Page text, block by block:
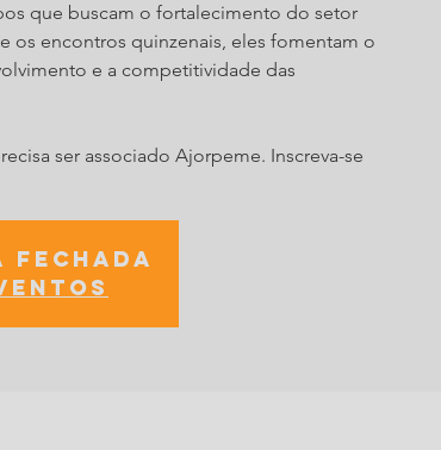
que buscam o fortalecimento do setor
os encontros quinzenais, eles fomentam o
e a competitividade das
ser associado Ajorpeme. Inscreva-se
fechada